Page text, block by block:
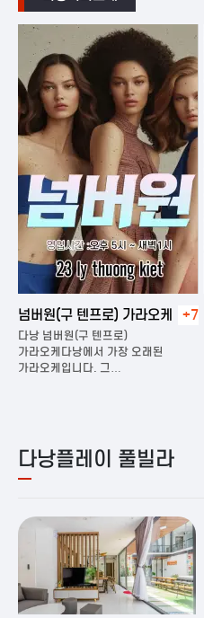
넘버원(구 텐프로) 가라오케 +7
다낭 넘버원(구 텐프로)
가라오케다낭에서 가장 오래된
가라오케입니다. 그…
다낭플레이 풀빌라